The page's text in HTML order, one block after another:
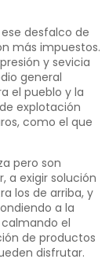
desfalco de
más impuestos.
y sevicia
general
el pueblo y la
explotación
como el que
pero son
a exigir solución
los de arriba, y
a la
el
de productos
disfrutar.